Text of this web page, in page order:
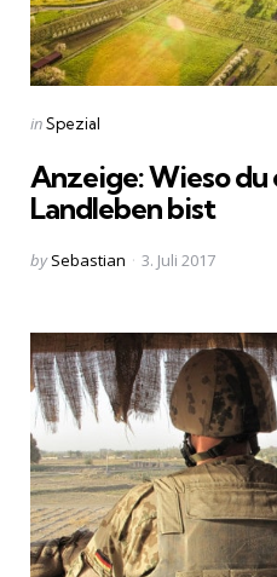
Categories
Posted
inSpezial
Anzeige: Wieso
Landleben bist
Posted
by Sebastian 3. Juli 2017